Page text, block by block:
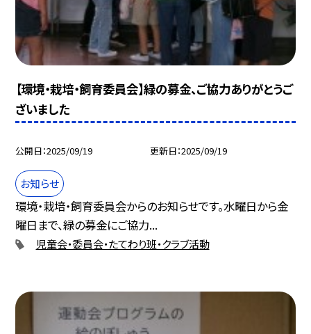
【環境・栽培・飼育委員会】緑の募金、ご協力ありがとうご
ざいました
公開日 2025/09/19 更新日 2025/09/19
お知らせ
環境・栽培・飼育委員会からのお知らせです。水曜日から金
曜日まで、緑の募金にご協力...
児童会・委員会・たてわり班・クラブ活動